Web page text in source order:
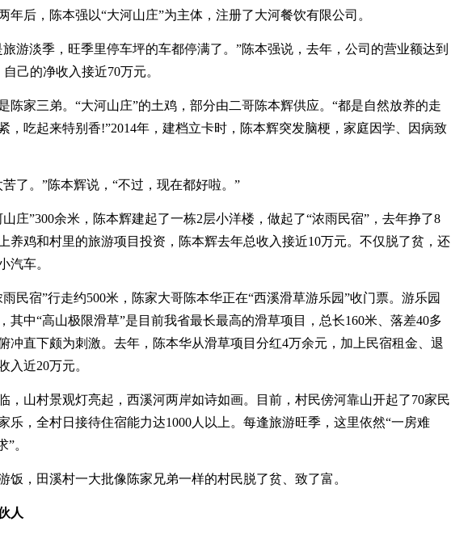
年后，陈本强以“大河山庄”为主体，注册了大河餐饮有限公司。
旅游淡季，旺季里停车坪的车都停满了。”陈本强说，去年，公司的营业额达到
己的净收入接近70万元。
陈家三弟。“大河山庄”的土鸡，部分由二哥陈本辉供应。“都是自然放养的走
，吃起来特别香!”2014年，建档立卡时，陈本辉突发脑梗，家庭因学、因病致
苦了。”陈本辉说，“不过，现在都好啦。”
山庄”300余米，陈本辉建起了一栋2层小洋楼，做起了“浓雨民宿”，去年挣了8
养鸡和村里的旅游项目投资，陈本辉去年总收入接近10万元。不仅脱了贫，还
汽车。
雨民宿”行走约500米，陈家大哥陈本华正在“西溪滑草游乐园”收门票。游乐园
其中“高山极限滑草”是目前我省最长最高的滑草项目，总长160米、落差40多
冲直下颇为刺激。去年，陈本华从滑草项目分红4万余元，加上民宿租金、退
入近20万元。
，山村景观灯亮起，西溪河两岸如诗如画。目前，村民傍河靠山开起了70家民
乐，全村日接待住宿能力达1000人以上。每逢旅游旺季，这里依然“一房难
”。
饭，田溪村一大批像陈家兄弟一样的村民脱了贫、致了富。
人